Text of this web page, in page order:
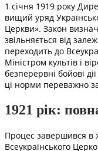
1 січня 1919 року
вищий уряд
Церкви». Закон
звільняється від
переходить до
Міністром культів і
безперервні бойові
ці норми переважно
1921 рік:
Процес завершився в
Всеукраїнського